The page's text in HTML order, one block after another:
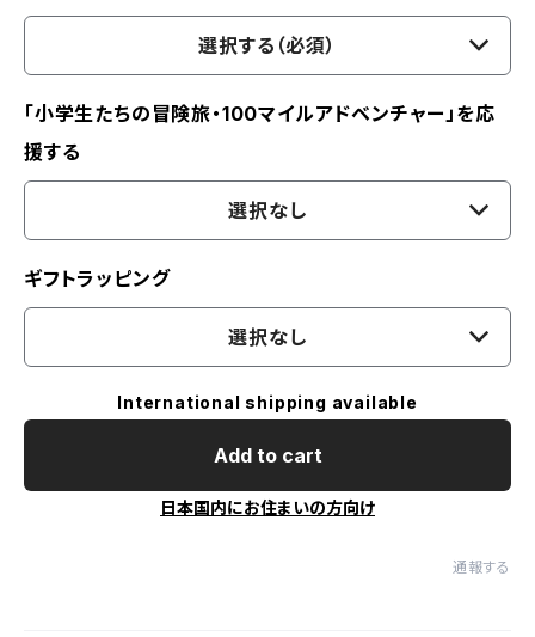
選択する（必須）
「小学生たちの冒険旅・100マイルアドベンチャー」を応
援する
選択なし
ギフトラッピング
選択なし
International shipping available
Add to cart
日本国内にお住まいの方向け
通報する